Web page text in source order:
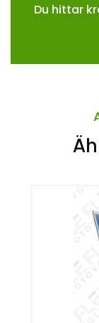
Du hittar